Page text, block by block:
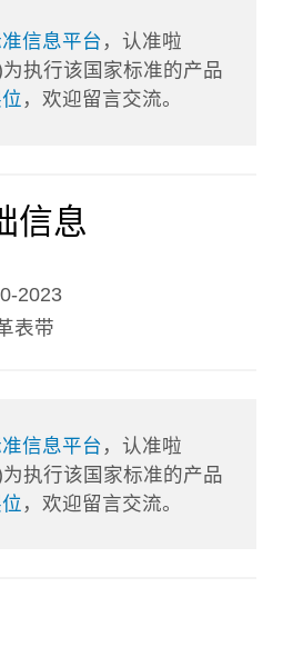
信息平台 ，认准啦
执行该国家标准的产品
，欢迎留言交流。
信息
2023
表带
信息平台 ，认准啦
执行该国家标准的产品
，欢迎留言交流。